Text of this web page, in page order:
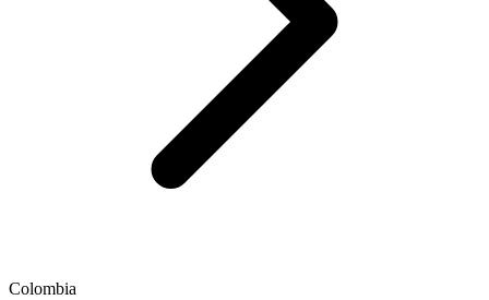
Colombia